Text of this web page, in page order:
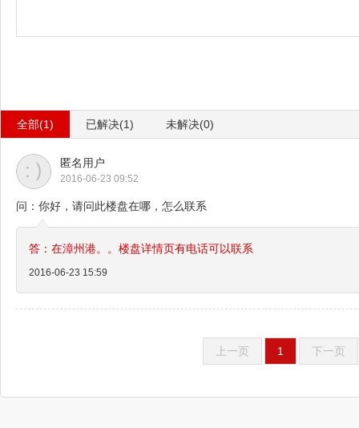
全部(1) 已解决(1) 未解决(0)
匿名用户
2016-06-23 09:52
问：你好，请问此楼盘在哪，怎么联系
答：在漳州港。。楼盘详情页有电话可以联系
2016-06-23 15:59
上一页 1 下一页